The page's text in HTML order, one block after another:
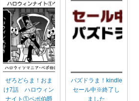
ぜろどらま！おま
け7話 ハロウィン
ナイト①ペポ伯爵
パズドラま！kindle
セール中※終了し
ました